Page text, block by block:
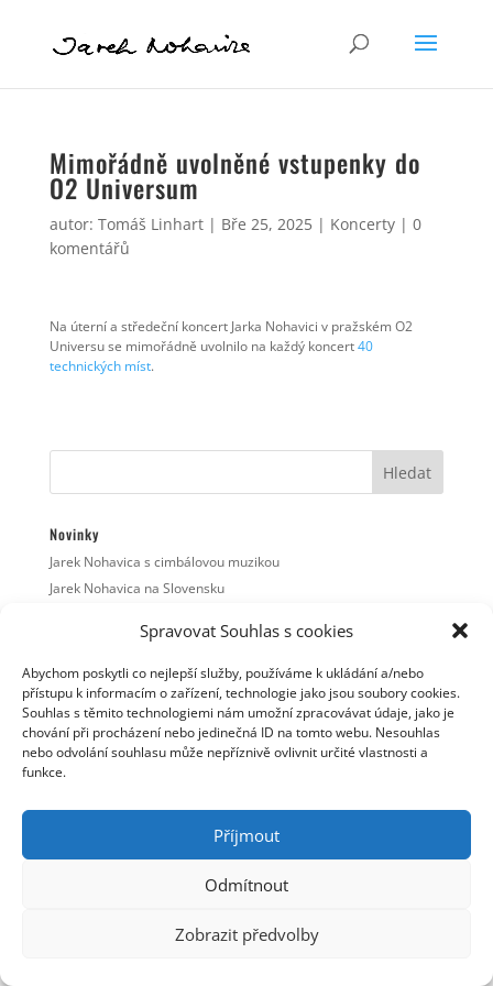
Spravovat Souhlas s cookies
Abychom poskytli co nejlepší služby, používáme k ukládání a/nebo
přístupu k informacím o zařízení, technologie jako jsou soubory cookies.
Souhlas s těmito technologiemi nám umožní zpracovávat údaje, jako je
chování při procházení nebo jedinečná ID na tomto webu. Nesouhlas
nebo odvolání souhlasu může nepříznivě ovlivnit určité vlastnosti a
funkce.
Příjmout
Odmítnout
Zobrazit předvolby
Mimořádně uvolněné vstupenky do
O2 Universum
autor: Tomáš Linhart| Bře 25, 2025| Koncerty| 0
komentářů
Na úterní a středeční koncert Jarka Nohavici v pražském O2
Universu se mimořádně uvolnilo na každý koncert40
technických míst.
Novinky
Jarek Nohavica s cimbálovou muzikou
Jarek Nohavica na Slovensku
Videoklip starý 14 let
Nové termíny koncertů
© Jaromír Nohavica 2006 - 2025 | Webmaster: Tomáš
Národní knihovnou ČR